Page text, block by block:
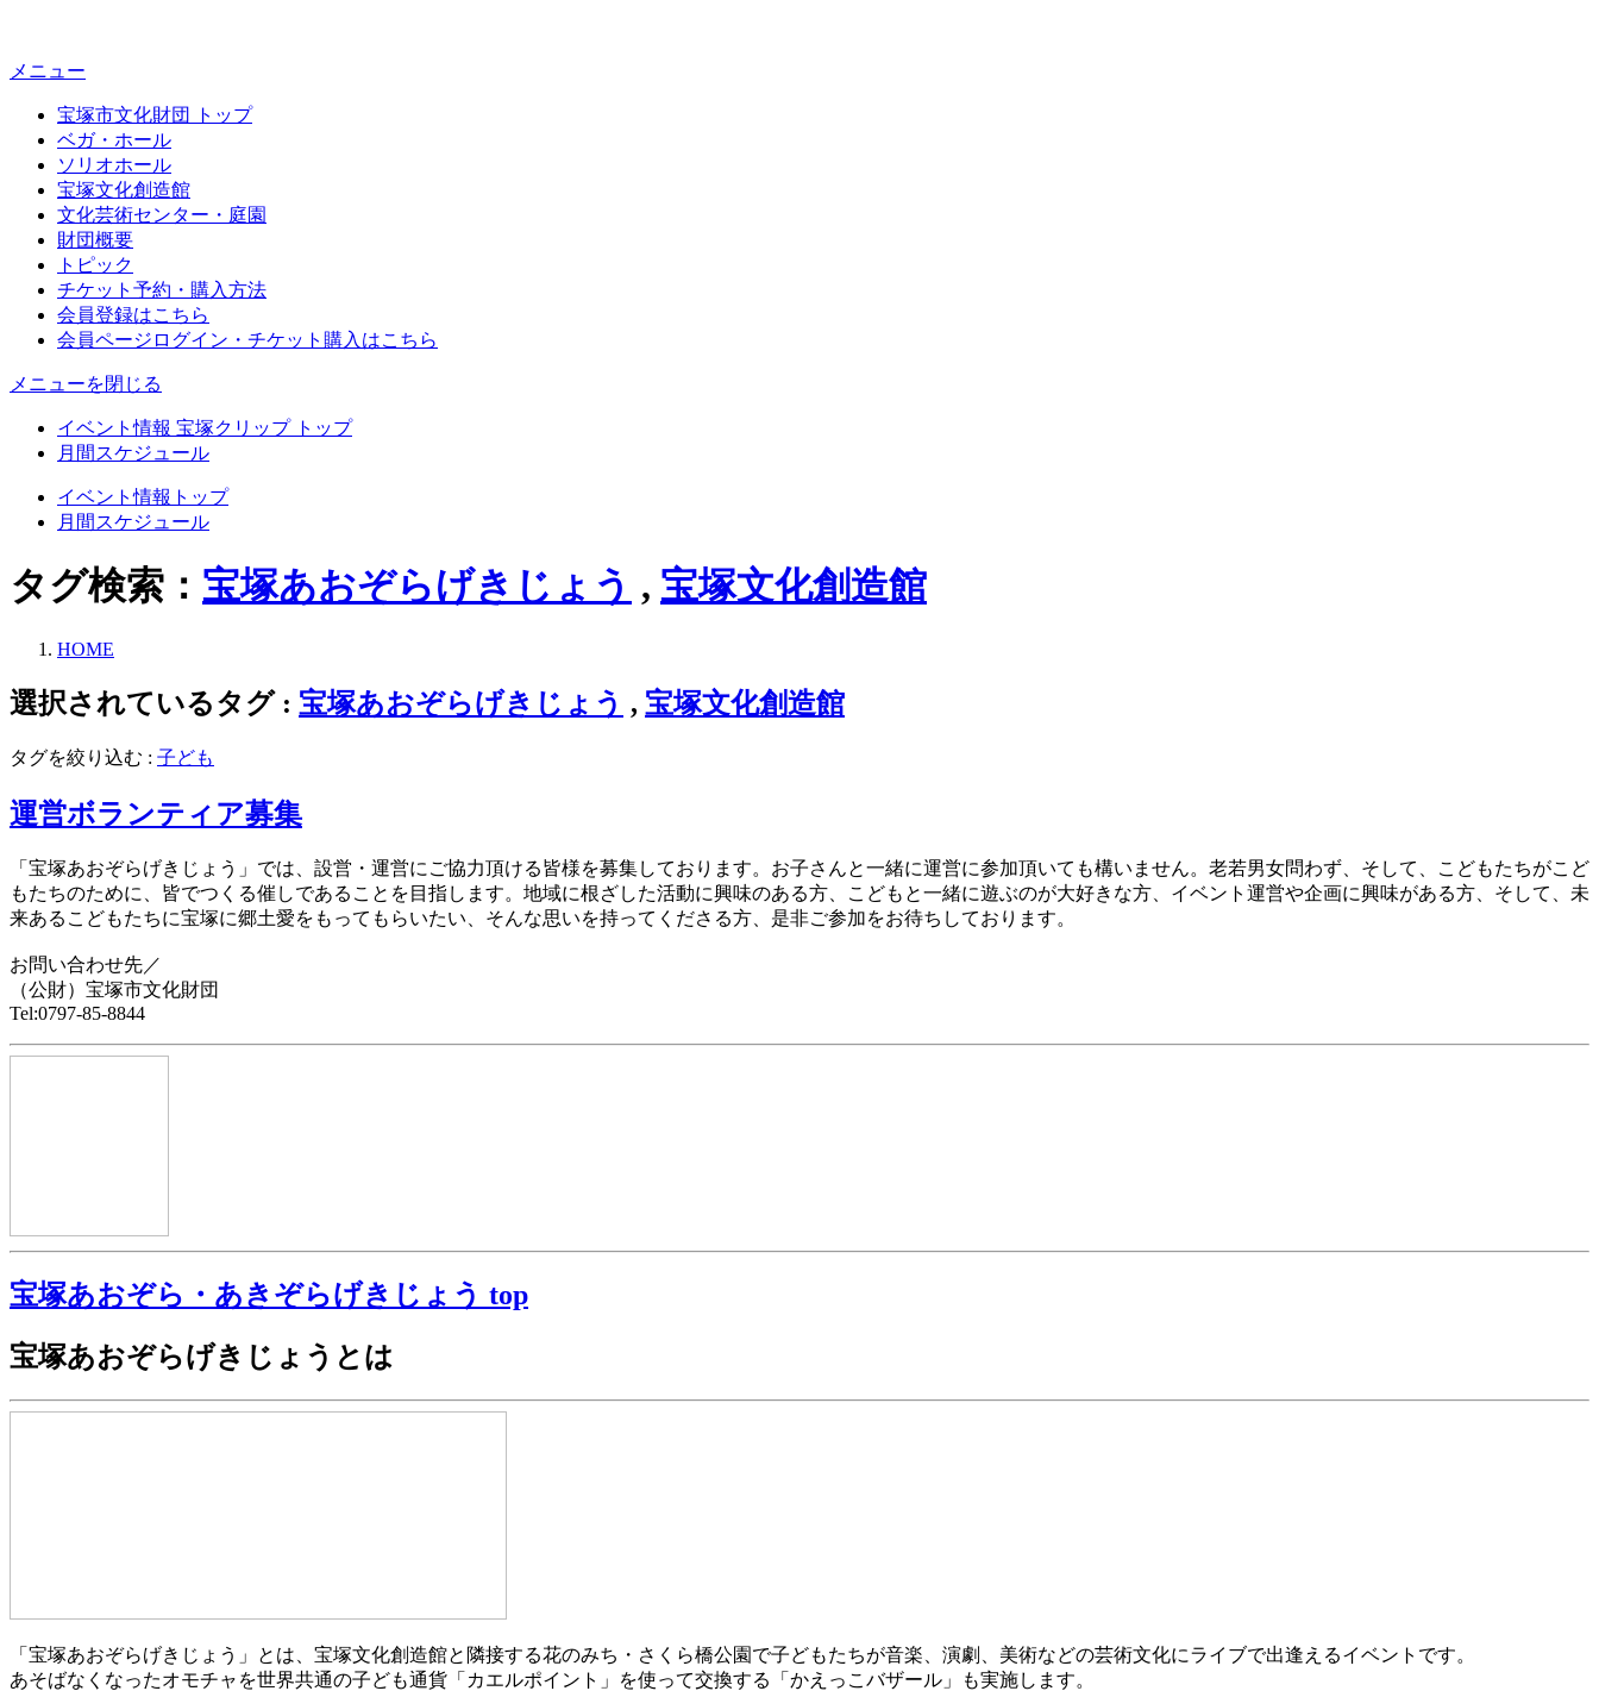
メニュー
宝塚市文化財団 トップ
ベガ・ホール
ソリオホール
宝塚文化創造館
文化芸術センター・庭園
財団概要
トピック
チケット予約・購入方法
会員登録はこちら
会員ページログイン・チケット購入はこちら
メニューを閉じる
イベント情報 宝塚クリップ トップ
月間スケジュール
イベント情報トップ
月間スケジュール
タグ検索： 宝塚あおぞらげきじょう , 宝塚文化創造館
HOME
選択されているタグ : 宝塚あおぞらげきじょう , 宝塚文化創造館
タグを絞り込む : 子ども
運営ボランティア募集
「宝塚あおぞらげきじょう」では、設営・運営にご協力頂ける皆様を募集しております。お子さんと一緒に運営に参加頂いても構いません。老若男女問わず、そして、こどもたちがこど
もたちのために、皆でつくる催しであることを目指します。地域に根ざした活動に興味のある方、こどもと一緒に遊ぶのが大好きな方、イベント運営や企画に興味がある方、そして、未
来あるこどもたちに宝塚に郷土愛をもってもらいたい、そんな思いを持ってくださる方、是非ご参加をお待ちしております。
お問い合わせ先／
（公財）宝塚市文化財団
Tel:0797-85-8844
宝塚あおぞら・あきぞらげきじょう top
宝塚あおぞらげきじょうとは
「宝塚あおぞらげきじょう」とは、宝塚文化創造館と隣接する花のみち・さくら橋公園で子どもたちが音楽、演劇、美術などの芸術文化にライブで出逢えるイベントです。
あそばなくなったオモチャを世界共通の子ども通貨「カエルポイント」を使って交換する「かえっこバザール」も実施します。